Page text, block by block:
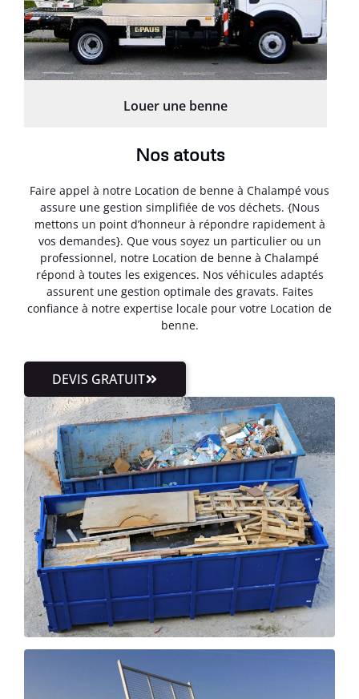
Louer une benne
Nos atouts
Faire appel à notre Location de benne à Chalampé vous
assure une gestion simplifiée de vos déchets. {Nous
mettons un point d’honneur à répondre rapidement à
vos demandes}. Que vous soyez un particulier ou un
professionnel, notre Location de benne à Chalampé
répond à toutes les exigences. Nos véhicules adaptés
assurent une gestion optimale des gravats. Faites
confiance à notre expertise locale pour votre Location de
benne.
DEVIS GRATUIT